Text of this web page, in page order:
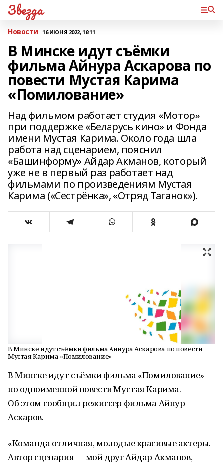
Звезда
Новости 16 ИЮНЯ 2022, 16:11
В Минске идут съёмки
фильма Айнура Аскарова по
повести Мустая Карима
«Помилование»
Над фильмом работает студия «Мотор»
при поддержке «Беларусь кино» и Фонда
имени Мустая Карима. Около года шла
работа над сценарием, пояснил
«Башинформу» Айдар Акманов, который
уже не в первый раз работает над
фильмами по произведениям Мустая
Карима («Сестрёнка», «Отряд Таганок»).
В Минске идут съёмки фильма Айнура Аскарова по повести
Мустая Карима «Помилование»
В Минске идут съёмки фильма «Помилование»
по одноименной повести Мустая Карима.
Об этом сообщил режиссер фильма Айнур
Аскаров.
«Команда отличная, молодые красивые актеры.
Автор сценария — мой друг Айдар Акманов,